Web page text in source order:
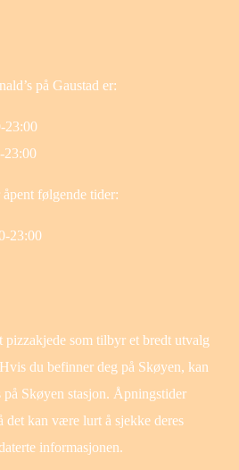
på Gaustad er:
23:00
23:00
følgende tider:
23:00
som tilbyr et bredt utvalg
du befinner deg på Skøyen, kan
Skøyen stasjon. Åpningstider
det kan være lurt å sjekke deres
informasjonen.